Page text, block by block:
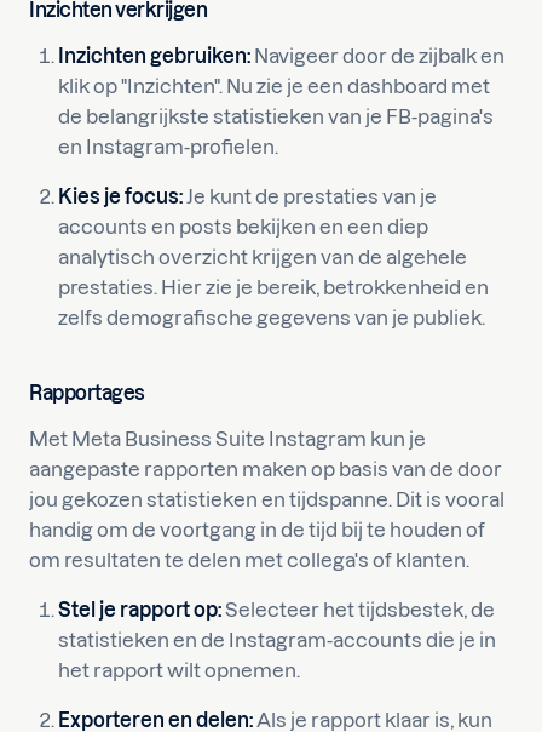
Inzichten verkrijgen
Inzichten gebruiken: Navigeer door de zijbalk en
klik op "Inzichten". Nu zie je een dashboard met
de belangrijkste statistieken van je FB-pagina's
en Instagram-profielen.
Kies je focus:Je kunt de prestaties van je
accounts en posts bekijken en een diep
analytisch overzicht krijgen van de algehele
prestaties. Hier zie je bereik, betrokkenheid en
zelfs demografische gegevens van je publiek.
Rapportages
Met Meta Business Suite Instagram kun je
aangepaste rapporten maken op basis van de door
jou gekozen statistieken en tijdspanne. Dit is vooral
handig om de voortgang in de tijd bij te houden of
om resultaten te delen met collega's of klanten.
Stel je rapport op:Selecteer het tijdsbestek, de
statistieken en de Instagram-accounts die je in
het rapport wilt opnemen.
Exporteren en delen: Als je rapport klaar is, kun